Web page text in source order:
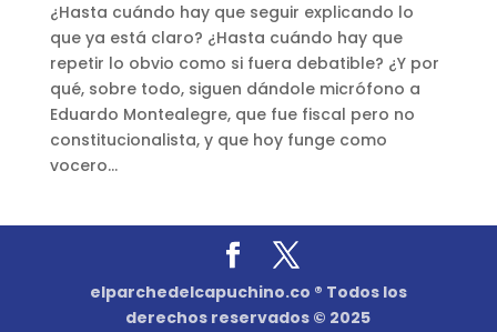
¿Hasta cuándo hay que seguir explicando lo
que ya está claro? ¿Hasta cuándo hay que
repetir lo obvio como si fuera debatible? ¿Y por
qué, sobre todo, siguen dándole micrófono a
Eduardo Montealegre, que fue fiscal pero no
constitucionalista, y que hoy funge como
vocero...
elparchedelcapuchino.co ® Todos los
derechos reservados © 2025